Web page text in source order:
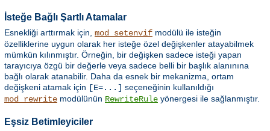
İsteğe Bağlı Şartlı Atamalar
Esnekliği arttırmak için, mod_setenvif modülü ile isteğin
özelliklerine uygun olarak her isteğe özel değişkenler atayabilmek
mümkün kılınmıştır. Örneğin, bir değişken sadece isteği yapan
tarayıcıya özgü bir değerle veya sadece belli bir başlık alanınına
bağlı olarak atanabilir. Daha da esnek bir mekanizma, ortam
değişkeni atamak için [E=...] seçeneğinin kullanıldığı
mod_rewrite modülünün RewriteRule yönergesi ile sağlanmıştır.
Eşsiz Betimleyiciler